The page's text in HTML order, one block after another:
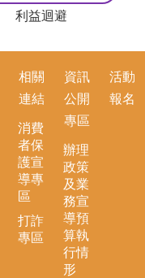
利益迴避
相關
連結
消費
者保
護宣
導專
區
打詐
專區
資訊
公開
專區
辦理
政策
及業
務宣
導預
算執
行情
形
活動
報名